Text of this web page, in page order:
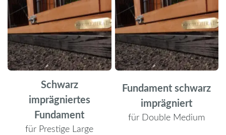
Schwarz
imprägniertes
Fundament
für Prestige Large
Fundament schwarz
imprägniert
für Double Medium